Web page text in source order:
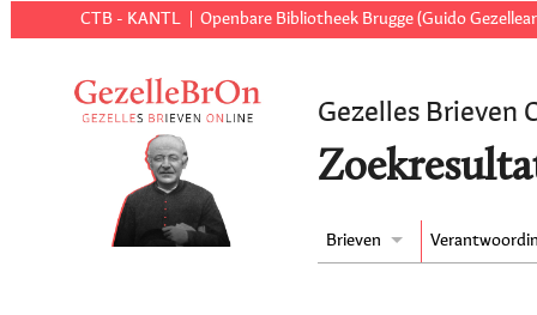
CTB - KANTL Openbare Bibliotheek Brugge (Guido
Gezelles Brieven
Brieven